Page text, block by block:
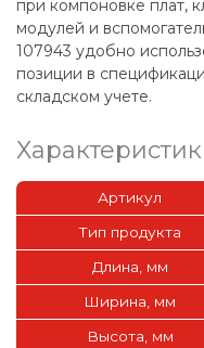
при компоновке плат,
модулей и
107943 удобно
позиции в
складском учете.
Артикул
Тип продукта
Длина, мм
Ширина, мм
Высота, мм